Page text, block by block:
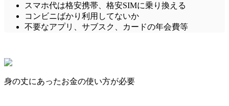
スマホ代は格安携帯、格安SIMに乗り換える
コンビニばかり利用してないか
不要なアプリ、サブスク、カードの年会費等
身の丈にあったお金の使い方が必要